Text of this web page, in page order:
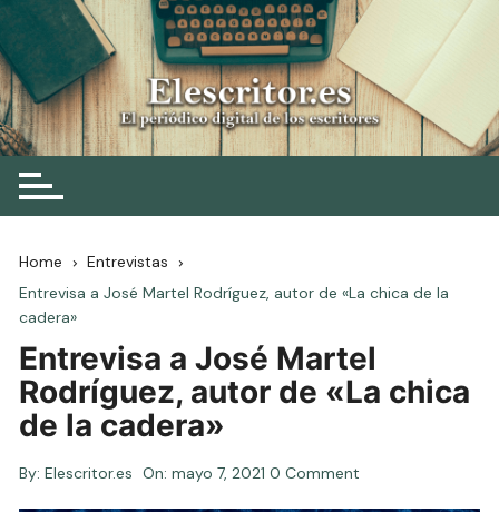
Skip
to
content
Elescritor.es
El periódico digital de los escritores
Home
Entrevistas
Entrevisa a José Martel Rodríguez, autor de «La chica de la
cadera»
Entrevisa a José Martel
Rodríguez, autor de «La chica
de la cadera»
By: Elescritor.es On:mayo 7, 2021 0 Comment